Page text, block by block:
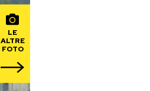
LE
ALTRE
FOTO